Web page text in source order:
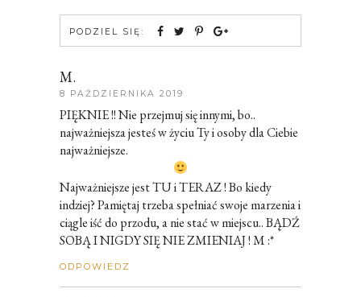
PODZIEL SIĘ:
M.
8 PAŹDZIERNIKA 2019
PIĘKNIE !! Nie przejmuj się innymi, bo..
najważniejsza jesteś w życiu Ty i osoby dla Ciebie
najważniejsze.
Najważniejsze jest TU i TERAZ ! Bo kiedy
indziej? Pamiętaj trzeba spełniać swoje marzenia i
ciągle iść do przodu, a nie stać w miejscu.. BĄDŹ
SOBĄ I NIGDY SIĘ NIE ZMIENIAJ ! M :*
ODPOWIEDZ